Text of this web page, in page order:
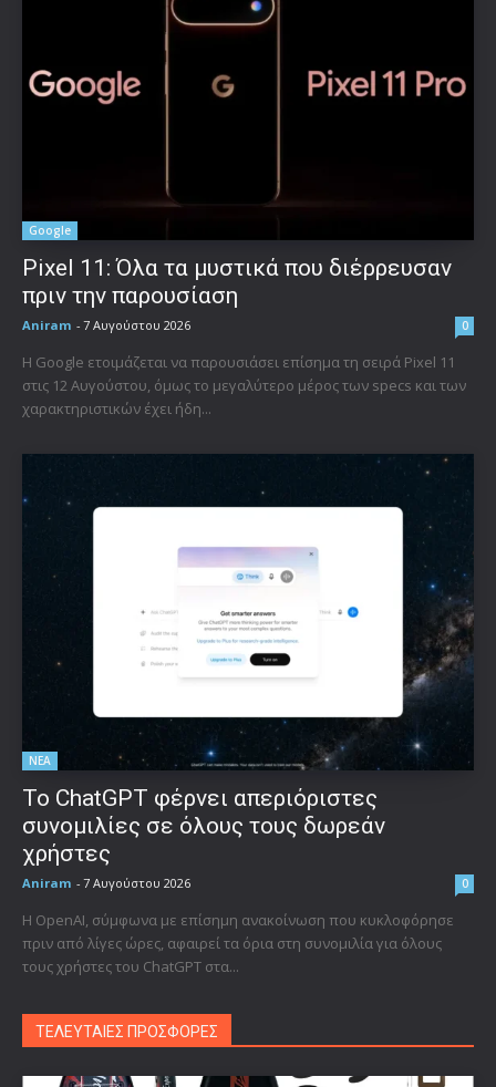
Google
Pixel 11: Όλα τα μυστικά που διέρρευσαν
πριν την παρουσίαση
Aniram - 7 Αυγούστου 2026 0
Η Google ετοιμάζεται να παρουσιάσει επίσημα τη σειρά Pixel 11
στις 12 Αυγούστου, όμως το μεγαλύτερο μέρος των specs και των
χαρακτηριστικών έχει ήδη...
ΝΕΑ
Το ChatGPT φέρνει απεριόριστες
συνομιλίες σε όλους τους δωρεάν
χρήστες
Aniram - 7 Αυγούστου 2026 0
Η OpenAI, σύμφωνα με επίσημη ανακοίνωση που κυκλοφόρησε
πριν από λίγες ώρες, αφαιρεί τα όρια στη συνομιλία για όλους
τους χρήστες του ChatGPT στα...
ΤΕΛΕΥΤΑΙΕΣ ΠΡΟΣΦΟΡΕΣ